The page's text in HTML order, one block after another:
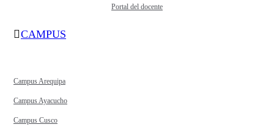
Portal del docente
CAMPUS
Campus Arequipa
Campus Ayacucho
Campus Cusco